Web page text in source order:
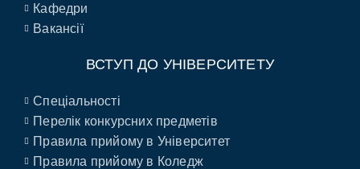
Кафедри
Вакансії
ВСТУП ДО УНІВЕРСИТЕТУ
Спеціальності
Перелік конкурсних предметів
Правила прийому в Університет
Правила прийому в Коледж